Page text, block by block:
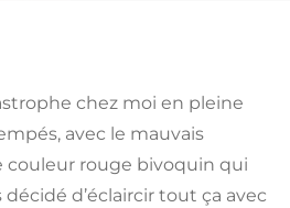
chez moi en pleine
avec le mauvais
couleur rouge bivoquin qui
décidé d’éclaircir tout ça avec